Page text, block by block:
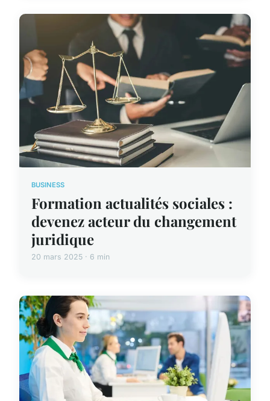
BUSINESS
Formation actualités sociales :
devenez acteur du changement
juridique
20 mars 2025 · 6 min